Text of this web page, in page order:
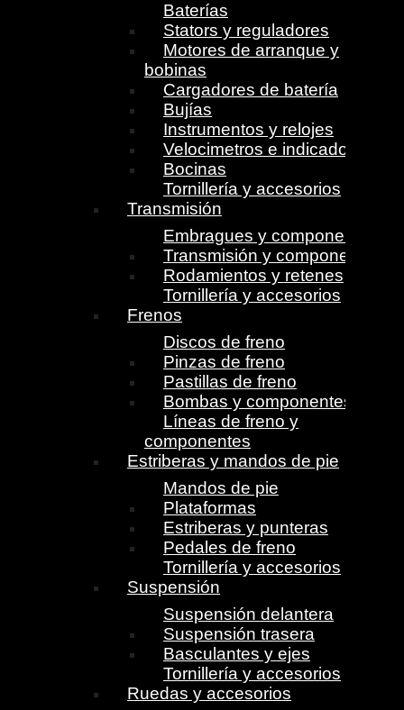
Baterías
Stators y reguladores
Motores de arranque y
bobinas
Cargadores de batería
Bujías
Instrumentos y relojes
Velocimetros e indicadores
Bocinas
Tornillería y accesorios
Transmisión
Embragues y componentes
Transmisión y componentes
Rodamientos y retenes
Tornillería y accesorios
Frenos
Discos de freno
Pinzas de freno
Pastillas de freno
Bombas y componentes
Líneas de freno y
componentes
Estriberas y mandos de pie
Mandos de pie
Plataformas
Estriberas y punteras
Pedales de freno
Tornillería y accesorios
Suspensión
Suspensión delantera
Suspensión trasera
Basculantes y ejes
Tornillería y accesorios
Ruedas y accesorios